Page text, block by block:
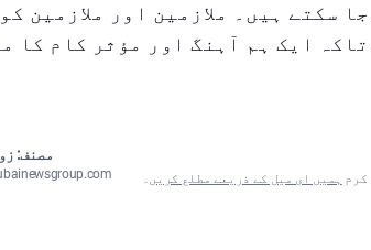
سکتے ہیں۔ ملازمین اور ملازمین
ایک ہم آہنگ اور مؤثر کام کا
کرم ہمیں ای میل کے ذریعے مطلع کریں۔
مصنف: